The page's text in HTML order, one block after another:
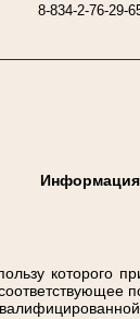
8-834-2-76-29-
Информация
которого